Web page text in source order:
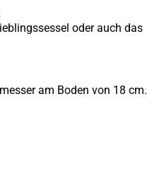
oder auch das
am Boden von 18 cm.